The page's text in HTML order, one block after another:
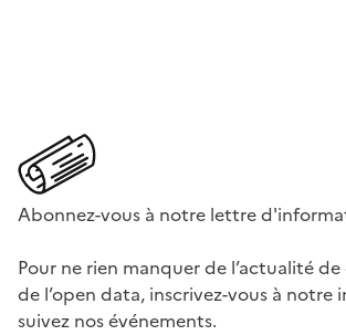
Abonnez-vous à notre lettre
Pour ne rien manquer de l’actualité
de l’open data, inscrivez-vous à notre
suivez nos événements.